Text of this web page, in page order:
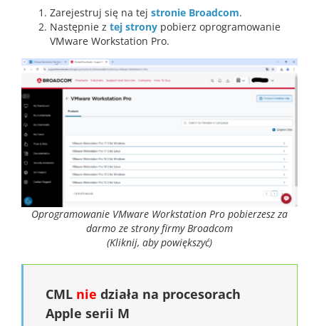
Zarejestruj się na tej stronie Broadcom.
Następnie z tej strony pobierz oprogramowanie
VMware Workstation Pro.
Oprogramowanie VMware Workstation Pro pobierzesz za
darmo ze strony firmy Broadcom
(Kliknij, aby powiększyć)
CML nie działa na procesorach
Apple serii M